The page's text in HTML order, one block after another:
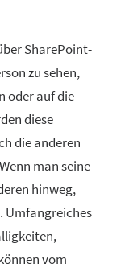
SharePoint-
zu sehen,
oder auf die
diese
die anderen
man seine
hinweg,
Umfangreiches
vom